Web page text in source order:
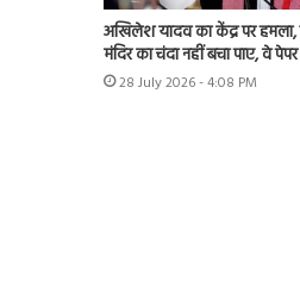
अखिलेश यादव का केंद्र पर हमला,
मंदिर का चंदा नहीं बचा पाए, वे
28 July 2026 - 4:08 PM